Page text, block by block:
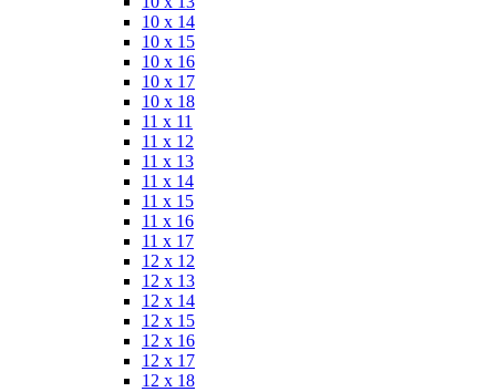
10 x 14
10 x 15
10 x 16
10 x 17
10 x 18
11 x 11
11 x 12
11 x 13
11 x 14
11 x 15
11 x 16
11 x 17
12 x 12
12 x 13
12 x 14
12 x 15
12 x 16
12 x 17
12 x 18